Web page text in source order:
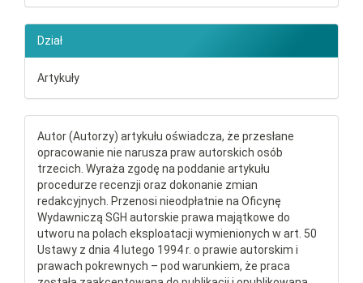
Dział
Artykuły
Autor (Autorzy) artykułu oświadcza, że przesłane
opracowanie nie narusza praw autorskich osób
trzecich. Wyraża zgodę na poddanie artykułu
procedurze recenzji oraz dokonanie zmian
redakcyjnych. Przenosi nieodpłatnie na Oficynę
Wydawniczą SGH autorskie prawa majątkowe do
utworu na polach eksploatacji wymienionych w art. 50
Ustawy z dnia 4 lutego 1994 r. o prawie autorskim i
prawach pokrewnych – pod warunkiem, że praca